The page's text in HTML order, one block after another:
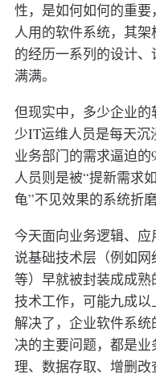
性，是如何如何的重
人用的软件系统，其
的经历一系列的设计
满满。
但现实中，多少企业
少IT运维人员是每天
业务部门的需求逼迫
人员则是被“提新需求
龟”不见效果的系统折
今天面向业务逻辑、
说基础技术层（例如
等）早就被封装成成
技术工作，可能九成
解决了，企业软件系
决的主要问题，都是
理、数据存取、增删